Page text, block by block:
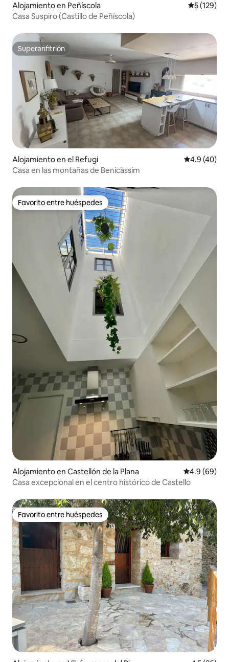
Alojamiento en Peñíscola
5 (129)
Casa Suspiro (Castillo de Peñíscola)
Superanfitrión
Superanfitrión
Alojamiento en el Refugi Calificación
4.9 (40)
Casa en las montañas de Benicàssim
Favorito entre huéspedes
Favorito entre huéspedes
Alojamiento en Castellón de la Plana Calificación
4.9 (69)
Casa excepcional en el centro histórico de Castello
Favorito entre huéspedes
Favorito entre huéspedes